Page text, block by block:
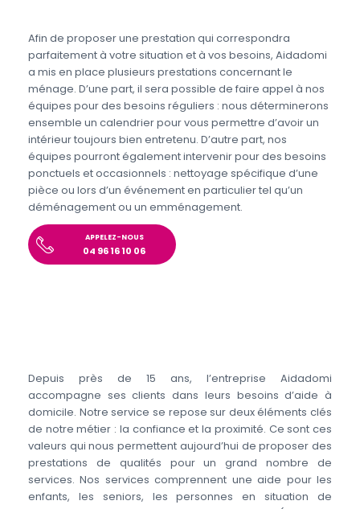
Afin de proposer une prestation qui correspondra
parfaitement à votre situation et à vos besoins, Aidadomi
a mis en place plusieurs prestations concernant le
ménage. D’une part, il sera possible de faire appel à nos
équipes pour des besoins réguliers : nous déterminerons
ensemble un calendrier pour vous permettre d’avoir un
intérieur toujours bien entretenu. D’autre part, nos
équipes pourront également intervenir pour des besoins
ponctuels et occasionnels : nettoyage spécifique d’une
pièce ou lors d’un événement en particulier tel qu’un
déménagement ou un emménagement.
APPELEZ-NOUS
04 96 16 10 06
Depuis près de 15 ans, l’entreprise Aidadomi
accompagne ses clients dans leurs besoins d’aide à
domicile. Notre service se repose sur deux éléments clés
de notre métier : la confiance et la proximité. Ce sont ces
valeurs qui nous permettent aujourd’hui de proposer des
prestations de qualités pour un grand nombre de
services. Nos services comprennent une aide pour les
enfants, les seniors, les personnes en situation de